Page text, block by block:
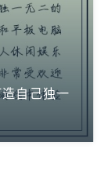
自己独一